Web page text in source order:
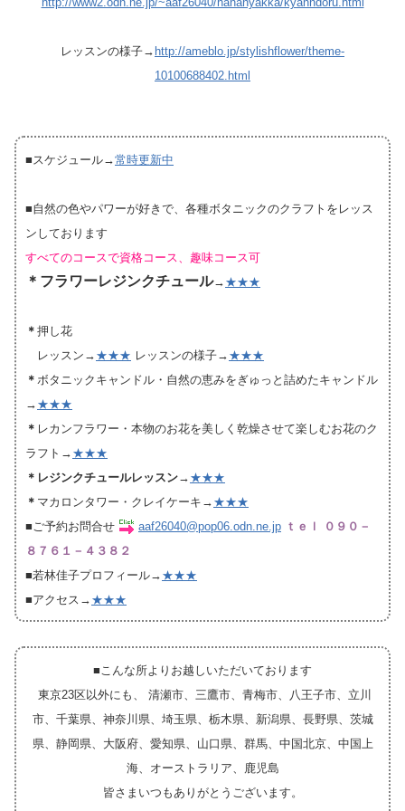
レッスンの様子→ http://ameblo.jp/stylishflower/theme-
10100688402.html
■スケジュール→常時更新中
■自然の色やパワーが好きで、各種ボタニックのクラフトをレッス
ンしております
すべてのコースで資格コース、趣味コース可
＊フラワーレジンクチュール→ ★★★
＊ 押し花
レッスン→ ★★★ レッスンの様子→ ★★★
＊ ボタニックキャンドル・自然の恵みをぎゅっと詰めたキャンドル
→ ★★★
＊ レカンフラワー・本物のお花を美しく乾燥させて楽しむお花のク
ラフト→ ★★★
＊レジンクチュールレッスン→ ★★★
＊ マカロンタワー・クレイケーキ→ ★★★
■ご予約お問合せ
aaf26040@pop06.odn.ne.jp ｔｅｌ ０９０－
８７６１－４３８２
■若林佳子プロフィール→ ★★★
■アクセス→ ★★★
■こんな所よりお越しいただいております
東京23区以外にも、 清瀬市、三鷹市、青梅市、八王子市、立川
市、千葉県、神奈川県、埼玉県、栃木県、新潟県、長野県、茨城
県、静岡県、大阪府、愛知県、山口県、群馬、中国北京、中国上
海、オーストラリア、鹿児島
皆さまいつもありがとうございます。